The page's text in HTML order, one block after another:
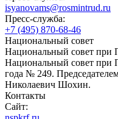
isyanovams@rosmintrud.ru
Пресс-служба:
+7 (495) 870-68-46
Национальный совет
Национальный совет при
Национальный совет при
года № 249.
Николаевич Шохин.
Контакты
Сайт: